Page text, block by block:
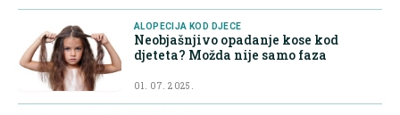
ALOPECIJA KOD DJECE
Neobjašnjivo opadanje kose kod
djeteta? Možda nije samo faza
01. 07. 2025.